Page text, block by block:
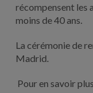
récompensent les
moins de 40 ans.
La cérémonie de
Madrid.
Pour en savoir